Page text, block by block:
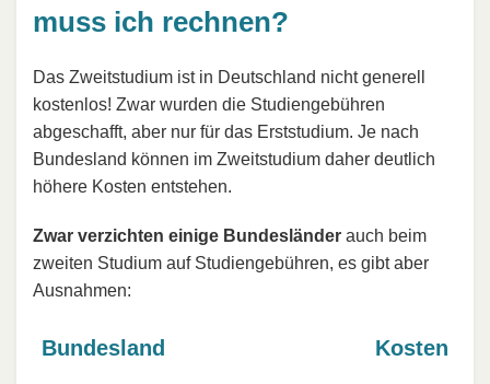
muss ich rechnen?
Das Zweitstudium ist in Deutschland nicht generell
kostenlos! Zwar wurden die Studiengebühren
abgeschafft, aber nur für das Erststudium. Je nach
Bundesland können im Zweitstudium daher deutlich
höhere Kosten entstehen.
Zwar verzichten einige Bundesländer auch beim
zweiten Studium auf Studiengebühren, es gibt aber
Ausnahmen:
Bundesland Kosten